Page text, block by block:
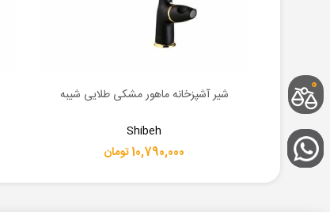
شودر اطلاعات بیشتر
شیر آشپزخانه ماهور مشکی طلایی شیبه
Shibeh
10,790,000 تومان
0